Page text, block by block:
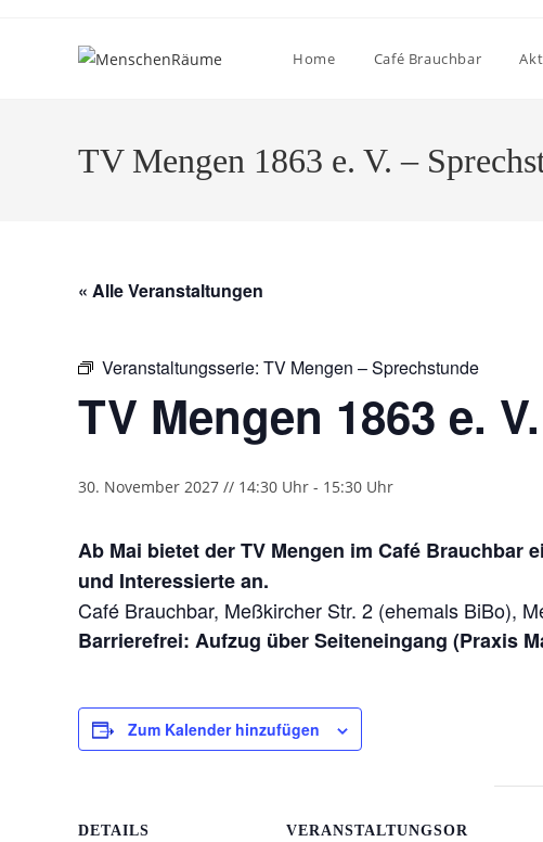
Home Café Brauchbar
TV Mengen 1863 e. V. –
« Alle Veranstaltungen
Veranstaltungsserie: TV Mengen – Sprechstunde
TV Mengen 1863 e.
30. November 2027 // 14:30 Uhr - 15:30 Uhr
Ab Mai bietet der TV Mengen im Café
und Interessierte an.
Café Brauchbar, Meßkircher Str. 2 (ehemals BiBo),
Barrierefrei: Aufzug über Seiteneingang (Praxis
Zum Kalender hinzufügen
DETAILS
VERANSTALTUNGSOR